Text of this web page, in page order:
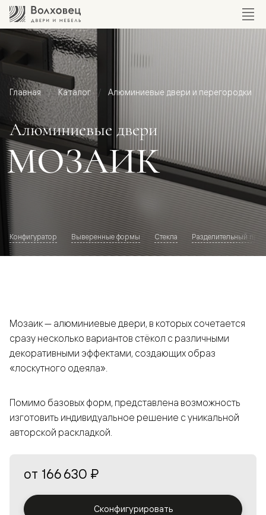
Главная Каталог Алюминиевые двери и перегородки
Алюминиевые двери
МОЗАИК
Конфигуратор Выверенные формы Стекла Разделительный
Мозаик — алюминиевые двери, в которых сочетается
сразу несколько вариантов стёкол с различными
декоративными эффектами, создающих образ
«лоскутного одеяла».
Помимо базовых форм, представлена возможность
изготовить индивидуальное решение с уникальной
авторской раскладкой.
от 166 630 ₽
Сконфигурировать